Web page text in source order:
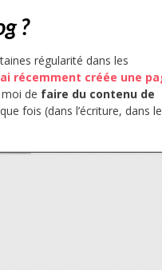
?
régularité dans les
récemment créée une
de faire du contenu de
fois (dans l’écriture, dans le